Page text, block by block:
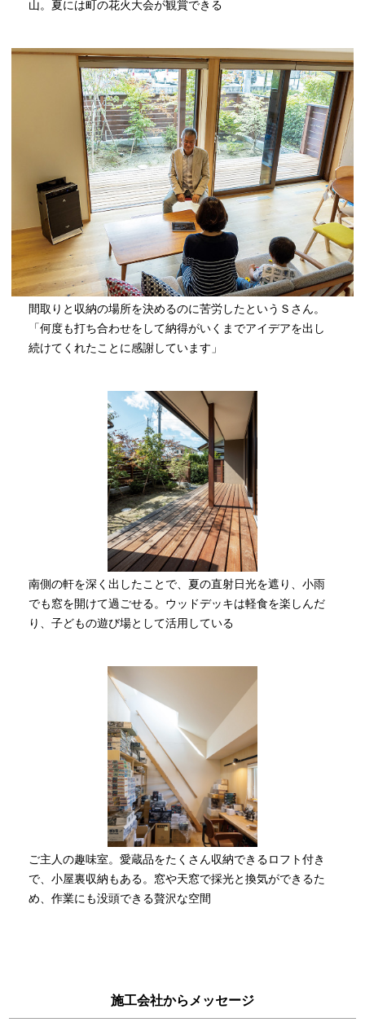
山。夏には町の花火大会が観賞できる
間取りと収納の場所を決めるのに苦労したというＳさん。
「何度も打ち合わせをして納得がいくまでアイデアを出し
続けてくれたことに感謝しています」
南側の軒を深く出したことで、夏の直射日光を遮り、小雨
でも窓を開けて過ごせる。ウッドデッキは軽食を楽しんだ
り、子どもの遊び場として活用している
ご主人の趣味室。愛蔵品をたくさん収納できるロフト付き
で、小屋裏収納もある。窓や天窓で採光と換気ができるた
め、作業にも没頭できる贅沢な空間
施工会社からメッセージ